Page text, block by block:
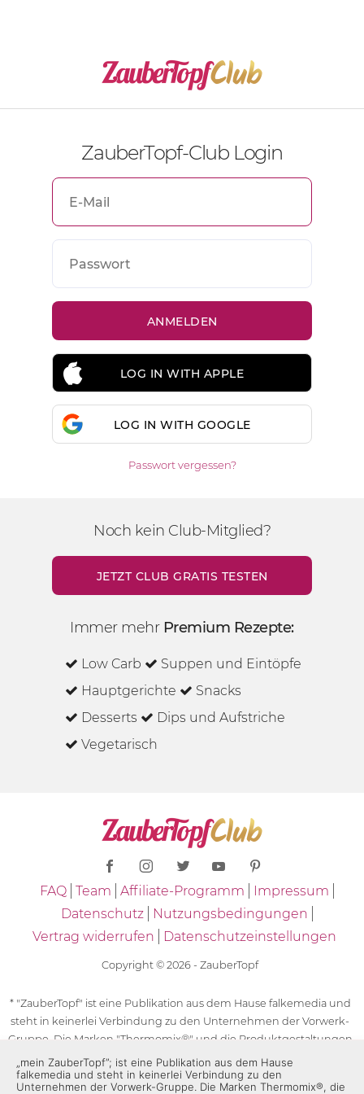
ZauberTopf-Club Login
LOG IN WITH APPLE
LOG IN WITH GOOGLE
Passwort vergessen?
Noch kein Club-Mitglied?
JETZT CLUB GRATIS TESTEN
Immer mehr Premium Rezepte:
Low Carb
Suppen und Eintöpfe
Hauptgerichte
Snacks
Desserts
Dips und Aufstriche
Vegetarisch
FAQ Team Affiliate-Programm
Impressum
Datenschutz
Nutzungsbedingungen
Vertrag widerrufen
Datenschutzeinstellungen
Copyright © 2026 - ZauberTopf
* "ZauberTopf" ist eine Publikation aus dem Hause falkemedia und
steht in keinerlei Verbindung zu den Unternehmen der Vorwerk-
Gruppe. Die Marken "Thermomix®" und die Produktgestaltungen
des "Thermomix®" sind eingetragene Marken der Unternehmen
der Vorwerk-Gruppe. Die Marken Thermomix®, die Zeichen TM5®,
„mein ZauberTopf”; ist eine Publikation aus dem Hause
falkemedia und steht in keinerlei Verbindung zu den
Unternehmen der Vorwerk-Gruppe. Die Marken Thermomix®, die